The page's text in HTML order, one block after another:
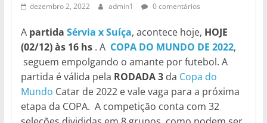
dezembro 2, 2022 admin1 0 comentários
Apartida Sérvia x Suíça, acontece hoje, HOJE
(02/12) às 16 hs . A COPA DO MUNDO DE 2022,
seguem empolgando o amante por futebol. A
partida é válida pela RODADA 3da Copa do
Mundo Catar de 2022 e vale vaga para a próxima
etapa da COPA. A competição conta com 32